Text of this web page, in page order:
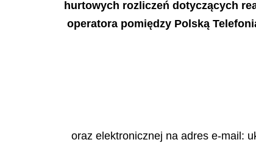
hurtowych rozliczeń dotyczących
operatora pomiędzy Polską
oraz elektronicznej na adres e-mail: